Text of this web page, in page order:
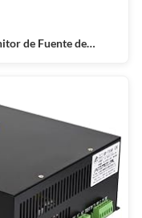
de Fuente de…